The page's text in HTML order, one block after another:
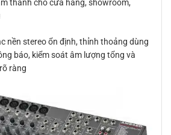
thanh cho cửa hàng, showroom,
nền stereo ổn định, thỉnh thoảng dùng
báo, kiểm soát âm lượng tổng và
ràng